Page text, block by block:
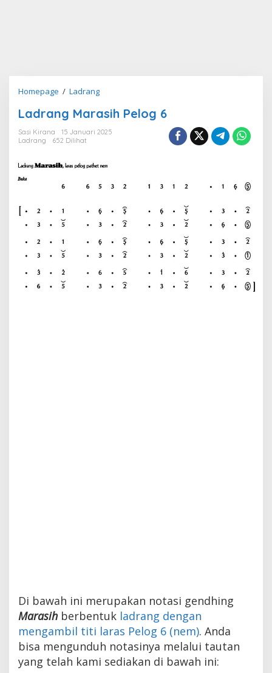
Homepage / LadrangLadrang
Pelog
6
Ladrang Marasih Pelog 6
Sasi Kirana
15 Januari 2025
Ladrang
652 Dilihat
Di bawah ini merupakan notasi gendhing
Marasih berbentuk ladrang dengan
mengambil titi laras Pelog 6 (nem). Anda
bisa mengunduh notasinya melalui tautan
yang telah kami sediakan di bawah ini: